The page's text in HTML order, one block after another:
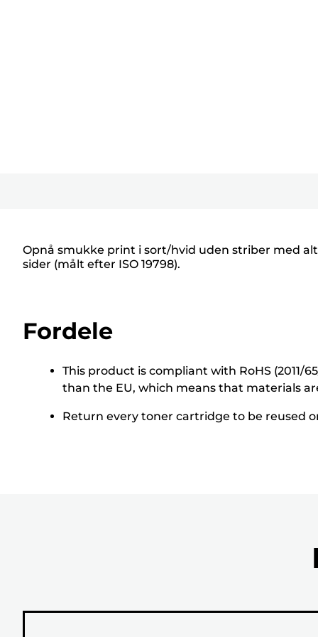
Opnå smukke print i sort/hvid uden striber med
sider (målt efter ISO 19798).
Fordele
This product is compliant with RoHS (2011/
than the EU, which means that materials
Return every toner cartridge to be reused